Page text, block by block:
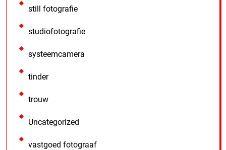
still fotografie
studiofotografie
systeemcamera
tinder
trouw
Uncategorized
vastgoed fotograaf